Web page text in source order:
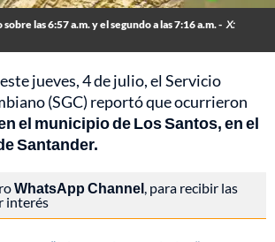
las 6:57 a.m. y el segundo a las 7:16 a.m. - X:
jueves, 4 de julio, el Servicio
(SGC) reportó que ocurrieron
el municipio de Los Santos, en el
Santander.
WhatsApp Channel, para recibir las
interés